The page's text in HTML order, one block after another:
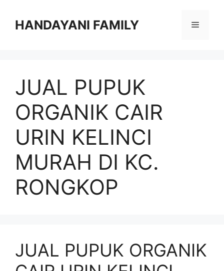
HANDAYANI FAMILY Menu
JUAL PUPUK
ORGANIK CAIR
URIN KELINCI
MURAH DI KC.
RONGKOP
JUAL PUPUK ORGANIK